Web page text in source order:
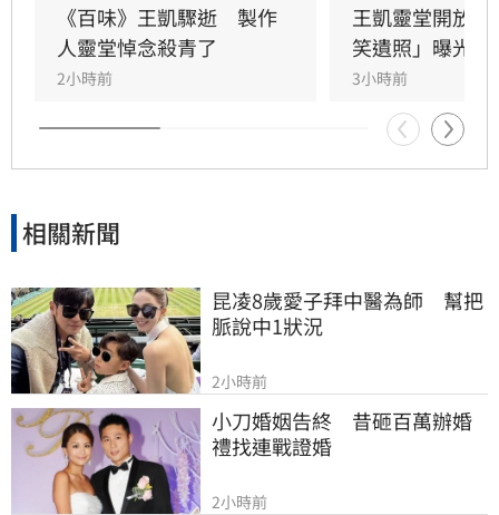
助，演藝圈大姐大邱瓈寬展現義氣，主動承擔治
喪事宜並指派Jeff全程留守，陪伴王凱走完人生
最後一程。這場深厚的兄弟情誼與邱瓈寬的溫暖
義舉，成為家屬在面臨驟變時最堅強的後盾，各
界也紛紛對這
《百味》王凱驟逝　製作
人靈堂悼念殺青了
2小時前
王凱靈堂開放
笑遺照」曝光
3小時前
相關新聞
昆凌8歲愛子拜中醫為師　幫把
脈說中1狀況
2小時前
小刀婚姻告終　昔砸百萬辦婚
禮找連戰證婚
2小時前